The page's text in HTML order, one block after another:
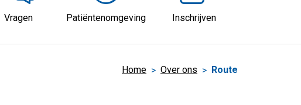
Vragen Patiëntenomgeving Inschrijven
Home Over ons Route